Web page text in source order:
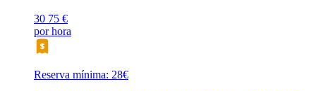
30 75 €
por hora
Reserva mínima: 28€